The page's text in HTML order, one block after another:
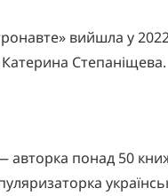
вийшла у
Катерина Степаніщева.
понад 50